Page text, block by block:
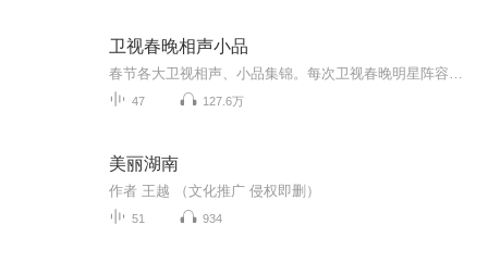
卫视春晚相声小品
47 127.6万
美丽湖南
作者 王越 （文化推广 侵权即删）
51 934